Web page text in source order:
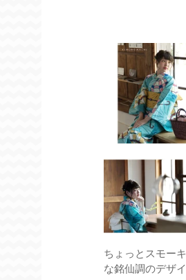
ちょっとスモー
な銘仙調のデザ